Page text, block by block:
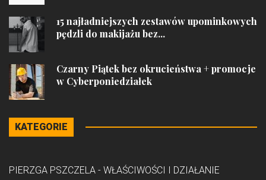
15 najładniejszych zestawów upominkowych
pędzli do makijażu bez...
Czarny Piątek bez okrucieństwa + promocje
w Cyberponiedziałek
KATEGORIE
PIERZGA PSZCZELA - WŁAŚCIWOŚCI I DZIAŁANIE